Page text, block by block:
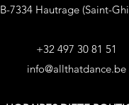
B-7334 Hautrage (Saint-
+32 497 30 81 51
info@allthatdance.be